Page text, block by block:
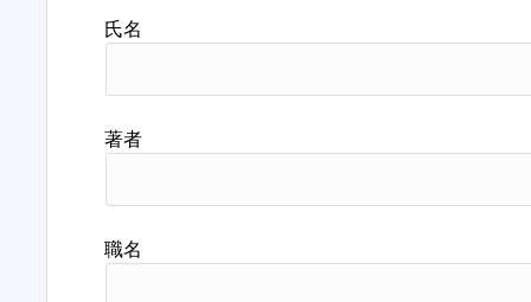
氏名
著者
職名